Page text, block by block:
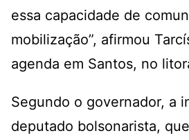
essa capacidade de
mobilização”, afirmou
agenda em Santos, no
Segundo o governador, a
deputado bolsonarista,